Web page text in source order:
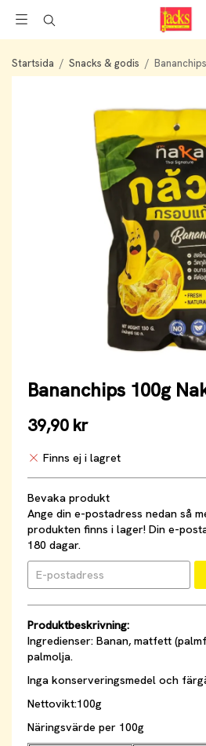
Startsida / Snacks & godis /
Bananchips 100g
39,90 kr
Finns ej i lagret
Bevaka produkt
Ange din e-postadress nedan så
produkten finns i lager! Din e-
180 dagar.
Produktbeskrivning:
Ingredienser: Banan, matfett
palmolja.
Inga konserveringsmedel och
Nettovikt:100g
Näringsvärde per 100g